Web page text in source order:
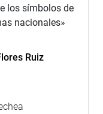
los símbolos de
nacionales»
Ruiz